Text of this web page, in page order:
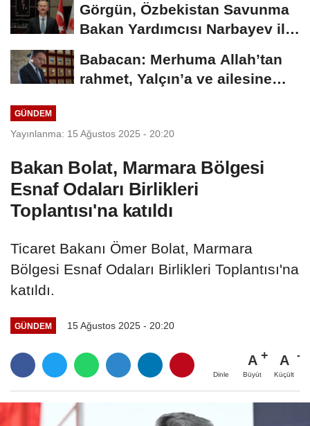
Görgün, Özbekistan Savunma
Bakan Yardımcısı Narbayev ile
Babacan: Merhuma Allah’tan
rahmet, Yalçın’a ve ailesine
GÜNDEM
Yayınlanma: 15 Ağustos 2025 - 20:20
Bakan Bolat, Marmara Bölgesi
Esnaf Odaları Birlikleri
Toplantısı'na katıldı
Ticaret Bakanı Ömer Bolat, Marmara
Bölgesi Esnaf Odaları Birlikleri Toplantısı'na
katıldı.
GÜNDEM 15 Ağustos 2025 - 20:20
Dinle
A
Büyüt
A
Küçült